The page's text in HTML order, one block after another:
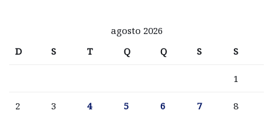
agosto 2026
D
S T Q Q S S
1
2 3 4 5 6 7 8